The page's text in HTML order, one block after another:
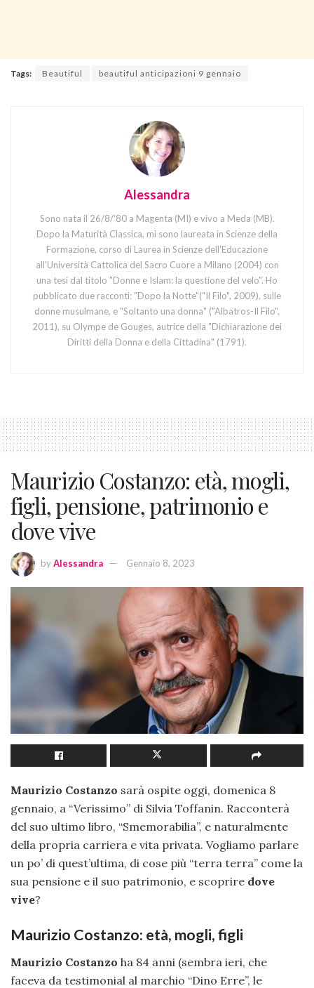
Tags: Beautiful beautiful anticipazioni 9 gennaio
Alessandra
Sono nata il 26/8/'80 a Magenta (MI) e vivo a Meda (MB).
Dopo la Maturità Classica, mi sono laureata in Scienze della
Formazione, corso di Laurea in Scienze dell'Educazione
all'Università Cattolica del Sacro Cuore a Milano (2004) con
una tesi dal titolo "Donne e Islam: la questione del velo". Ho
pubblicato due racconti: "Dopo la Notte"("Il Filo", 2009), sulle
donne musulmane, e "Soltanto una donna" ("Albatros-Il Filo",
2011), su Olympe de Gouges, autrice della "Dichiarazione dei
Diritti della Donna e della Cittadina" (1791).
Maurizio Costanzo: età, mogli,
figli, pensione, patrimonio e
dove vive
byAlessandra Gennaio 8, 2023
Maurizio Costanzo sarà ospite oggi, domenica 8
gennaio, a “Verissimo” di Silvia Toffanin. Racconterà
del suo ultimo libro, “Smemorabilia”, e naturalmente
della propria carriera e vita privata. Vogliamo parlare
un po’ di quest’ultima, di cose più “terra terra” come la
sua pensione e il suo patrimonio, e scoprire dove
vive?
Maurizio Costanzo: età, mogli, figli
Maurizio Costanzo ha 84 anni (sembra ieri, che
faceva da testimonial al marchio “Dino Erre”, le